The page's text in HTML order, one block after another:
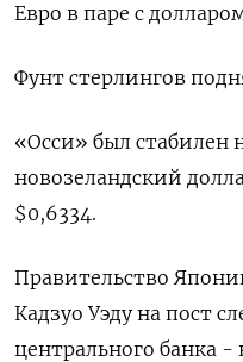
Евро в паре с
Фунт стерлингов
«Осси» был стабилен
новозеландский
$0,6334​.
Правительство
Кадзуо Уэду на пост
центрального банка